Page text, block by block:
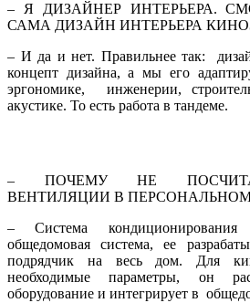
– Я ДИЗАЙНЕР ИНТЕРЬЕРА.
САМА ДИЗАЙН ИНТЕРЬЕРА
– И да и нет. Правильнее так:
концепт дизайна, а мы его
эргономике, инженерии,
акустике. То есть работа в тандеме.
– ПОЧЕМУ НЕ
ВЕНТИЛЯЦИИ В
– Система
общедомовая система, ее
подрядчик на весь дом. Для
необходимые параметры, он
оборудование и интегрирует в